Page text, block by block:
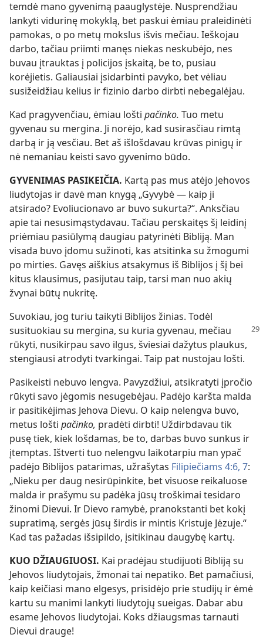
temdė mano gyvenimą paauglystėje. Nusprendžiau
lankyti vidurinę mokyklą, bet paskui ėmiau praleidinėti
pamokas, o po metų mokslus išvis mečiau. Ieškojau
darbo, tačiau priimti manęs niekas neskubėjo, nes
buvau įtrauktas į policijos įskaitą, be to, pusiau
korėjietis. Galiausiai įsidarbinti pavyko, bet vėliau
susižeidžiau kelius ir fizinio darbo dirbti nebegalėjau.
Kad pragyvenčiau, ėmiau lošti pačinko. Tuo metu
gyvenau su mergina. Ji norėjo, kad susirasčiau rimtą
darbą ir ją vesčiau. Bet aš išlošdavau krūvas pinigų ir
nė nemaniau keisti savo gyvenimo būdo.
GYVENIMAS PASIKEIČIA. Kartą pas mus atėjo Jehovos
liudytojas ir davė man knygą „Gyvybė — kaip ji
atsirado? Evoliucionavo ar buvo sukurta?“. Anksčiau
apie tai nesusimąstydavau. Tačiau perskaitęs šį leidinį
priėmiau pasiūlymą daugiau patyrinėti Bibliją. Man
visada buvo įdomu sužinoti, kas atsitinka su žmogumi
po mirties. Gavęs aiškius atsakymus iš Biblijos į šį bei
kitus klausimus, pasijutau taip, tarsi man nuo akių
žvynai būtų nukritę.
Suvokiau, jog turiu taikyti Biblijos žinias. Todėl
susituokiau su mergina, su kuria gyvenau, mečiau
rūkyti, nusikirpau savo ilgus, šviesiai dažytus plaukus,
stengiausi atrodyti tvarkingai. Taip pat nustojau lošti.
Pasikeisti nebuvo lengva. Pavyzdžiui, atsikratyti įpročio
rūkyti savo jėgomis nesugebėjau. Padėjo karšta malda
ir pasitikėjimas Jehova Dievu. O kaip nelengva buvo,
metus lošti pačinko, pradėti dirbti! Uždirbdavau tik
pusę tiek, kiek lošdamas, be to, darbas buvo sunkus ir
įtemptas. Ištverti tuo nelengvu laikotarpiu man ypač
padėjo Biblijos patarimas, užrašytas Filipiečiams 4:6, 7:
„Nieku per daug nesirūpinkite, bet visuose reikaluose
malda ir prašymu su padėka jūsų troškimai tesidaro
žinomi Dievui. Ir Dievo ramybė, pranokstanti bet kokį
supratimą, sergės jūsų širdis ir mintis Kristuje Jėzuje.“
Kad tas pažadas išsipildo, įsitikinau daugybę kartų.
KUO DŽIAUGIUOSI. Kai pradėjau studijuoti Bibliją su
Jehovos liudytojais, žmonai tai nepatiko. Bet pamačiusi,
kaip keičiasi mano elgesys, prisidėjo prie studijų ir ėmė
kartu su manimi lankyti liudytojų sueigas. Dabar abu
esame Jehovos liudytojai. Koks džiaugsmas tarnauti
Dievui drauge!